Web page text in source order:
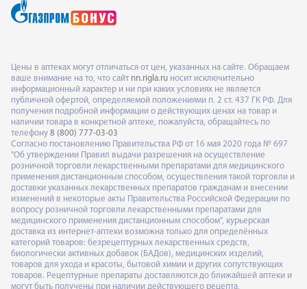
Цены в аптеках могут отличаться от цен, указанных на сайте. Обращаем
ваше внимание на то, что сайт nn.rigla.ru носит исключительно
информационный характер и ни при каких условиях не является
публичной офертой, определяемой положениями п. 2 ст. 437 ГК РФ. Для
получения подробной информации о действующих ценах на товар и
наличии товара в конкретной аптеке, пожалуйста, обращайтесь по
телефону 8 (800) 777-03-03
Согласно постановлению Правительства РФ от 16 мая 2020 года № 697
"Об утверждении Правил выдачи разрешения на осуществление
розничной торговли лекарственными препаратами для медицинского
применения дистанционным способом, осуществления такой торговли и
доставки указанных лекарственных препаратов гражданам и внесении
изменений в некоторые акты Правительства Российской Федерации по
вопросу розничной торговли лекарственными препаратами для
медицинского применения дистанционным способом", курьерская
доставка из интернет-аптеки возможна только для определённых
категорий товаров: безрецептурных лекарственных средств,
биологически активных добавок (БАДов), медицинских изделий,
товаров для ухода и красоты, бытовой химии и других сопутствующих
товаров. Рецептурные препараты доставляются до ближайшей аптеки и
могут быть получены при наличии действующего рецепта,